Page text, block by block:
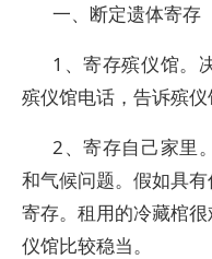
一、断定遗体寄存
1、寄存殡仪馆。
殡仪馆电话，告诉殡仪
2、寄存自己家里
和气候问题。假如具
寄存。租用的冷藏棺
仪馆比较稳当。